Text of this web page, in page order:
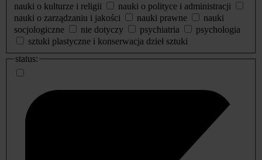
nauki o kulturze i religii
nauki o polityce i administracji
nauki o zarządzaniu i jakości
nauki prawne
nauki
socjologiczne
nie dotyczy psychiatria
psychologia
sztuki plastyczne i konserwacja dzieł sztuki
status: